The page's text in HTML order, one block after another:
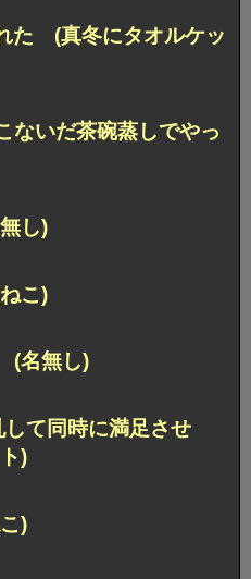
た (真冬にタオルケッ
ないだ茶碗蒸しでやっ
し)
こ)
(名無し)
て同時に満足させ
)
)